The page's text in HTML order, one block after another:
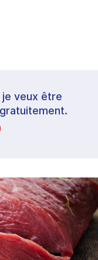
je veux être